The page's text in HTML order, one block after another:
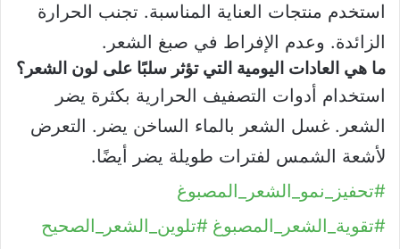
استخدم منتجات العناية المناسبة. تجنب الحرارة
الزائدة. وعدم الإفراط في صبغ الشعر.
ما هي العادات اليومية التي تؤثر سلبًا على لون الشعر؟
استخدام أدوات التصفيف الحرارية بكثرة يضر
الشعر. غسل الشعر بالماء الساخن يضر. التعرض
لأشعة الشمس لفترات طويلة يضر أيضًا.
#تحفيز_نمو_الشعر_المصبوغ
#تقوية_الشعر_المصبوغ #تلوين_الشعر_الصحيح